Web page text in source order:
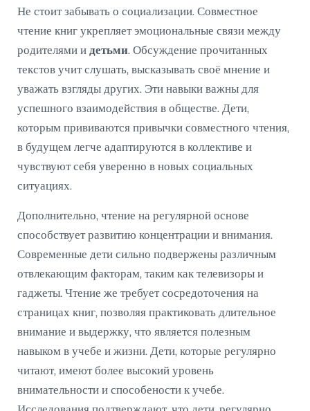
Не стоит забывать о социализации. Совместное
чтение книг укрепляет эмоциональные связи между
родителями и детьми. Обсуждение прочитанных
текстов учит слушать, высказывать своё мнение и
уважать взгляды других. Эти навыки важны для
успешного взаимодействия в обществе. Дети,
которым прививаются привычки совместного чтения,
в будущем легче адаптируются в коллективе и
чувствуют себя уверенно в новых социальных
ситуациях.
Дополнительно, чтение на регулярной основе
способствует развитию концентрации и внимания.
Современные дети сильно подвержены различным
отвлекающим факторам, таким как телевизоры и
гаджеты. Чтение же требует сосредоточения на
страницах книг, позволяя практиковать длительное
внимание и выдержку, что является полезным
навыком в учебе и жизни. Дети, которые регулярно
читают, имеют более высокий уровень
внимательности и способености к учебе.